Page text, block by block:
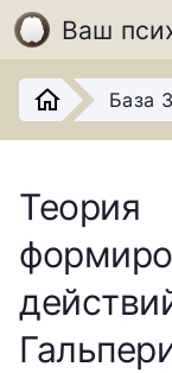
Ваш
База